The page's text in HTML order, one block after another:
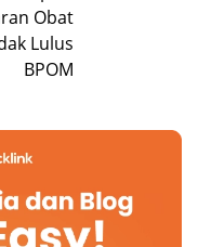
Obat
Lulus
BPOM